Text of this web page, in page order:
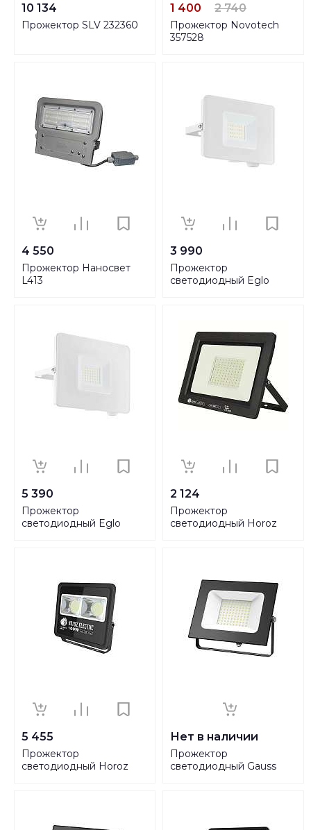
10 134
Прожектор SLV 232360
1 400 2 740
Прожектор Novotech
357528
4 550
Прожектор Наносвет
L413
3 990
Прожектор
светодиодный Eglo
5 390
Прожектор
светодиодный Eglo
2 124
Прожектор
светодиодный Horoz
5 455
Прожектор
светодиодный Horoz
Нет в наличии
Прожектор
светодиодный Gauss